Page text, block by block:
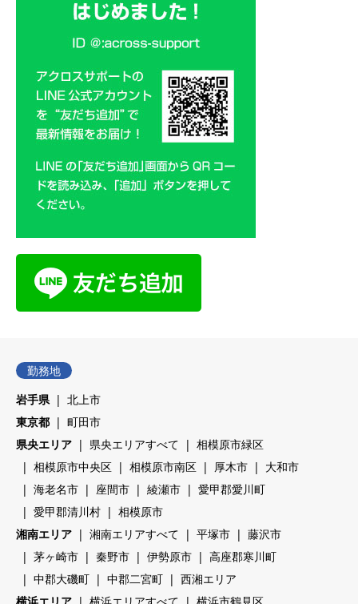
勤務地
岩手県
北上市
東京都
町田市
県央エリア
県央エリアすべて
相模原市緑区
相模原市中央区
相模原市南区 厚木市
大和市
海老名市
座間市 綾瀬市
愛甲郡愛川町
愛甲郡清川村
相模原市
湘南エリア
湘南エリアすべて 平塚市
藤沢市
茅ヶ崎市
秦野市 伊勢原市
高座郡寒川町
中郡大磯町
中郡二宮町
西湘エリア